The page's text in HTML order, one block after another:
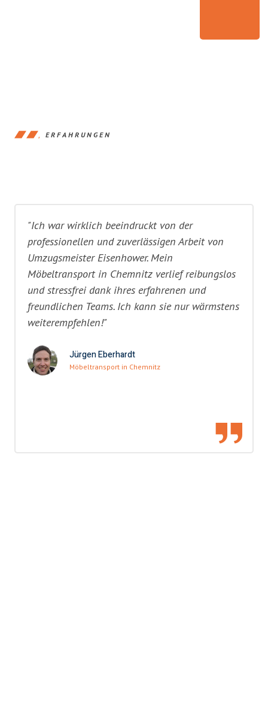
ERFAHRUNGEN
"Ich war wirklich beeindruckt von der
professionellen und zuverlässigen Arbeit von
Umzugsmeister Eisenhower. Mein
Möbeltransport in Chemnitz verlief reibungslos
und stressfrei dank ihres erfahrenen und
freundlichen Teams. Ich kann sie nur wärmstens
weiterempfehlen!"
Jürgen Eberhardt
Möbeltransport in Chemnitz